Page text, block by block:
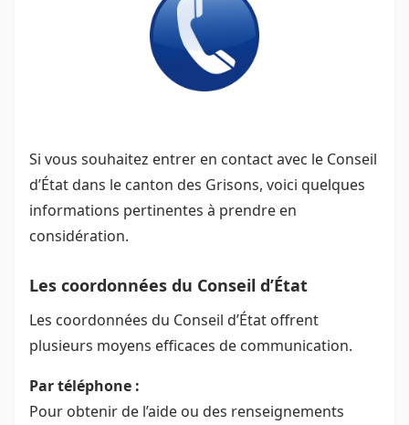
Si vous souhaitez entrer en contact avec le Conseil
d’État dans le canton des Grisons, voici quelques
informations pertinentes à prendre en
considération.
Les coordonnées du Conseil d’État
Les coordonnées du Conseil d’État offrent
plusieurs moyens efficaces de communication.
Par téléphone :
Pour obtenir de l’aide ou des renseignements